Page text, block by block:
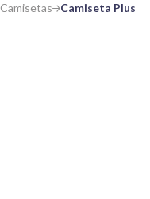
Camisetas Camiseta Plus